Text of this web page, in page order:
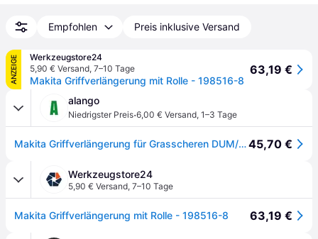
Empfohlen Preis inklusive Versand
ANZEIGE
Werkzeugstore24
5,90 € Versand, 7–10 Tage
Makita Griffverlängerung mit Rolle - 198516-8
63,19 €
alango
Niedrigster Preis·6,00 € Versand, 1–3 Tage
Makita Griffverlängerung für Grasscheren DUM/UM (198516-8)45,70 €
Werkzeugstore24
5,90 € Versand, 7–10 Tage
Makita Griffverlängerung mit Rolle - 198516-8 63,19 €